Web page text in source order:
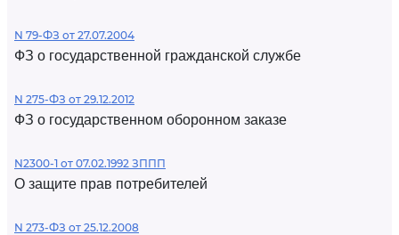
N 79-ФЗ от 27.07.2004
ФЗ о государственной гражданской службе
N 275-ФЗ от 29.12.2012
ФЗ о государственном оборонном заказе
N2300-1 от 07.02.1992 ЗППП
О защите прав потребителей
N 273-ФЗ от 25.12.2008